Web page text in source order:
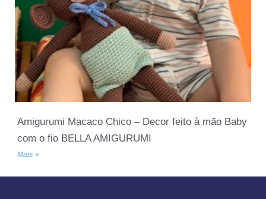
Amigurumi Macaco Chico – Decor feito à mão Baby
com o fio BELLA AMIGURUMI
Mais »